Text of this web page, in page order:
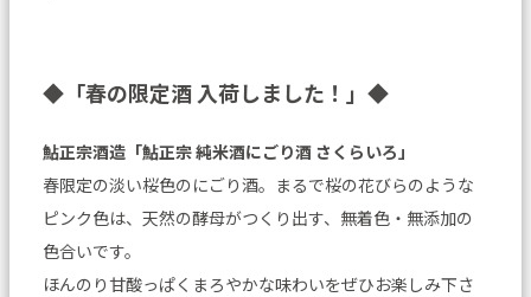
◆「春の限定酒 入荷しました！」◆
鮎正宗酒造「鮎正宗 純米酒にごり酒 さくらいろ」
春限定の淡い桜色のにごり酒。まるで桜の花びらのような
ピンク色は、天然の酵母がつくり出す、無着色・無添加の
色合いです。
ほんのり甘酸っぱくまろやかな味わいをぜひお楽しみ下さ